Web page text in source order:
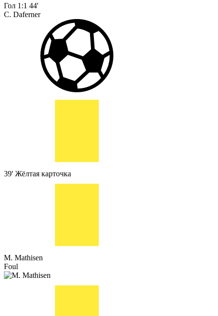
Гол 1:1 44'
C. Daferner
39' Жёлтая карточка
M. Mathisen
Foul